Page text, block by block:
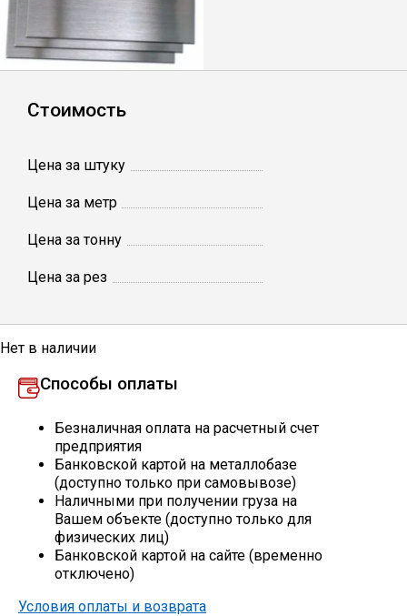
Швеллер
Катанка
Круг
Столбы заборные
Сетка кладочная
Круги абразивные
Электроды
Стоимость
Цена за штуку
Цена за метр
Цена за тонну
Цена за рез
Нет в наличии
Способы оплаты
Безналичная оплата на расчетный счет
предприятия
Банковской картой на металлобазе
(доступно только при самовывозе)
Наличными при получении груза на
Вашем объекте (доступно только для
физических лиц)
Банковской картой на сайте (временно
отключено)
Условия оплаты и возврата